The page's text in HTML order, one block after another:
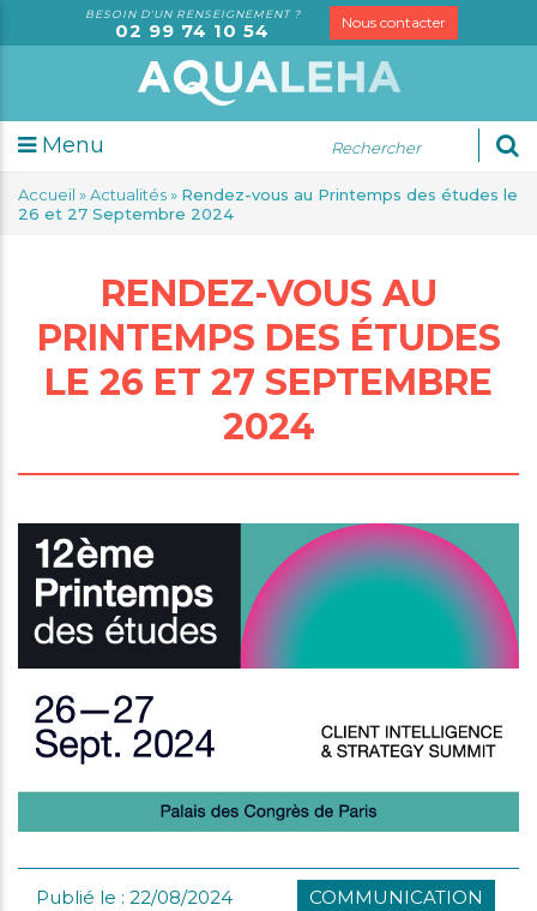
BESOIN D'UN RENSEIGNEMENT ?
02 99 74 10 54 Nous contacter
Menu
Accueil »Actualités» Rendez-vous au Printemps des études le
26 et 27 Septembre 2024
RENDEZ-VOUS AU
PRINTEMPS DES ÉTUDES
LE 26 ET 27 SEPTEMBRE
2024
Publié le : 22/08/2024 COMMUNICATION